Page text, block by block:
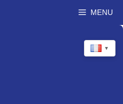
MENU
▼